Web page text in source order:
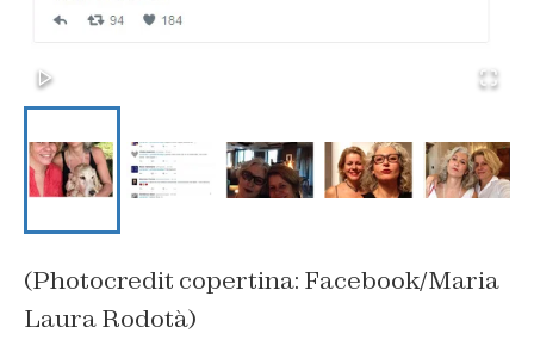
(Photocredit copertina: Facebook/Maria
Laura Rodotà)